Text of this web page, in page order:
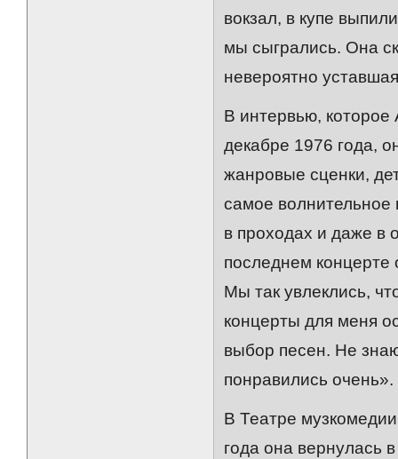
вокзал, в купе
мы сыгрались. Она
невероятно
В интервью, которое
декабре 1976 года,
жанровые сценки,
самое волнительное
в проходах и даже в
последнем концерте
Мы так увлеклись,
концерты для меня
выбор песен. Не
понравились очень».
В Театре
года она вернулась